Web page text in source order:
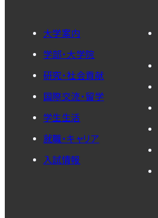
大学案内
学部・大学院
研究・社会貢献
国際交流・留学
学生生活
就職・キャリア
入試情報